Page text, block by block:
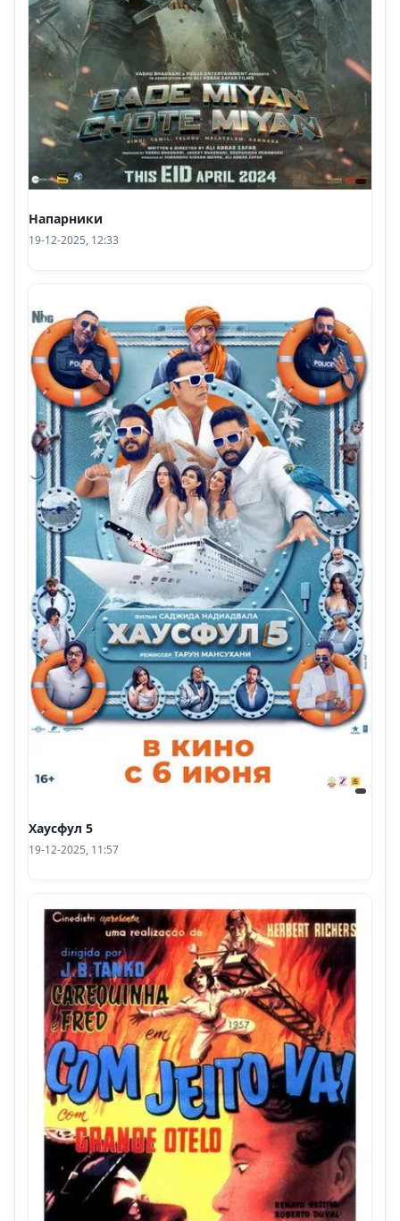
Напарники
19-12-2025, 12:33
Хаусфул 5
19-12-2025, 11:57